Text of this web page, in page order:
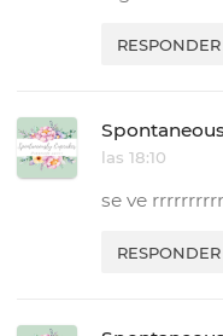
RESPONDER
las 18:10
se ve
RESPONDER